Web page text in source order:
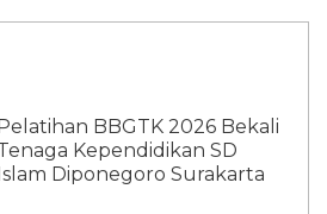
BBGTK 2026 Bekali
Kependidikan SD
Diponegoro Surakarta